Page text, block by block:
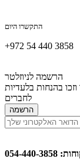
התקשרו היום
+972 54 440 3858
הרשמה לניוזלטר
בהנחות בלעדיות
לחברים
הרשמה
440-3858